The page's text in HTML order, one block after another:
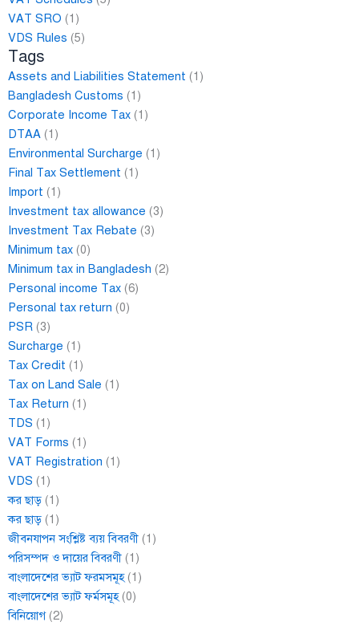
VAT SRO (1)
VDS Rules (5)
Tags
Assets and Liabilities Statement (1)
Bangladesh Customs (1)
Corporate Income Tax (1)
DTAA (1)
Environmental Surcharge (1)
Final Tax Settlement (1)
Import (1)
Investment tax allowance (3)
Investment Tax Rebate (3)
Minimum tax (0)
Minimum tax in Bangladesh (2)
Personal income Tax (6)
Personal tax return (0)
PSR (3)
Surcharge (1)
Tax Credit (1)
Tax on Land Sale (1)
Tax Return (1)
TDS (1)
VAT Forms (1)
VAT Registration (1)
VDS (1)
কর ছাড় (1)
কর ছাড় (1)
জীবনযাপন সংশ্লিষ্ট ব্যয় বিবরণী (1)
পরিসম্পদ ও দায়ের বিবরণী (1)
বাংলাদেশের ভ্যাট ফরমসমূহ(1)
বাংলাদেশের ভ্যাট ফর্মসমূহ(0)
বিনিয়োগ(2)